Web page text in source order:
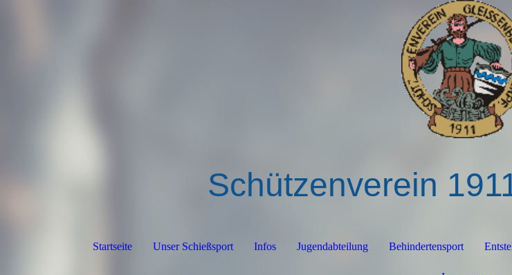
Schützenverein
Startseite Unser Schießsport Infos Jugendabteilung Behindertensport